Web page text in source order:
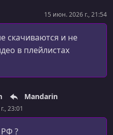
15 июн. 2026 г., 21:54
скачиваются и не
в плейлистах
Mandarin
23:01
РФ ?